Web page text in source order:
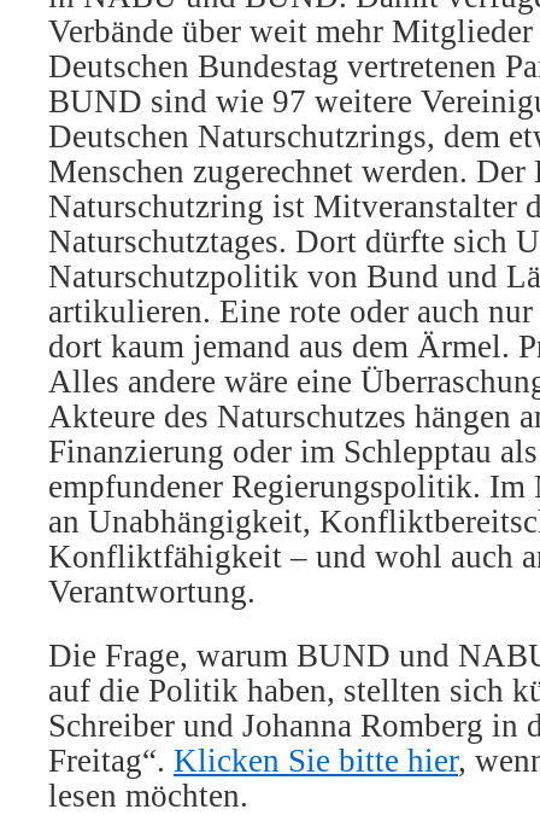
Verbände über weit mehr
Deutschen Bundestag vertretenen
BUND sind wie 97 weitere
Deutschen Naturschutzrings, dem
Menschen zugerechnet werden. Der
Naturschutzring ist Mitveranstalter
Naturschutztages. Dort dürfte sich
Naturschutzpolitik von Bund und
artikulieren. Eine rote oder auch
dort kaum jemand aus dem Ärmel.
Alles andere wäre eine
Akteure des Naturschutzes hängen
Finanzierung oder im Schlepptau
empfundener Regierungspolitik. Im
an Unabhängigkeit,
Konfliktfähigkeit – und wohl auch
Verantwortung.
Die Frage, warum BUND und
auf die Politik haben, stellten sich
Schreiber und Johanna Romberg in
Freitag“. Klicken Sie bitte hier,
lesen möchten.